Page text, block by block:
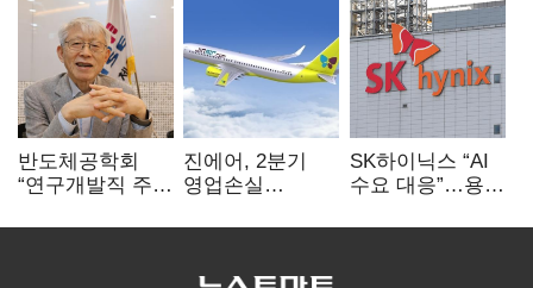
반도체공학회
“연구개발직 주
개선해야”
진에어, 2분기
영업손실
상승 여파
SK하이닉스 “AI
수요 대응”…용인
투자